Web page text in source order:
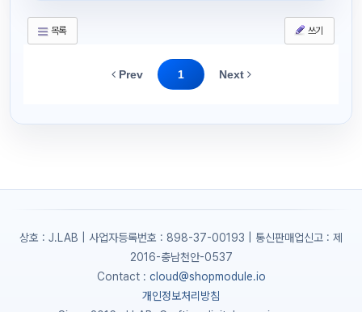
목록 쓰기
Prev 1 Next
상호 : J.LAB | 사업자등록번호 : 898-37-00193 | 통신판매업신고 : 제
2016-충남천안-0537
Contact : cloud@shopmodule.io
개인정보처리방침